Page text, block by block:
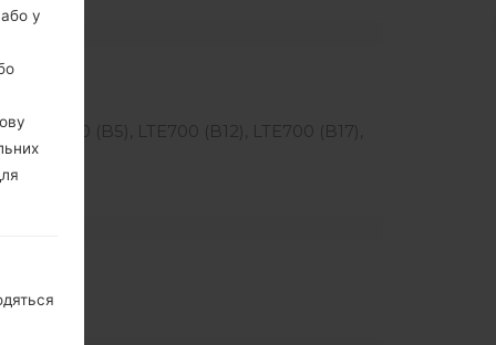
LTE850 (B5), LTE700 (B12), LTE700 (B17),
у